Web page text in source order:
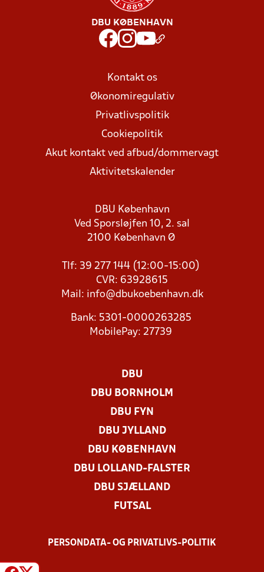
DBU KØBENHAVN
Kontakt os
Økonomiregulativ
Privatlivspolitik
Cookiepolitik
Akut kontakt ved afbud/dommervagt
Aktivitetskalender
DBU København
Ved Sporsløjfen 10, 2. sal
2100 København Ø
Tlf: 39 277 144 (12:00-15:00)
CVR: 63928615
Mail: info@dbukoebenhavn.dk
Bank: 5301-0000263285
MobilePay: 27739
DBU
DBU BORNHOLM
DBU FYN
DBU JYLLAND
DBU KØBENHAVN
DBU LOLLAND-FALSTER
DBU SJÆLLAND
FUTSAL
PERSONDATA- OG PRIVATLIVS-POLITIK